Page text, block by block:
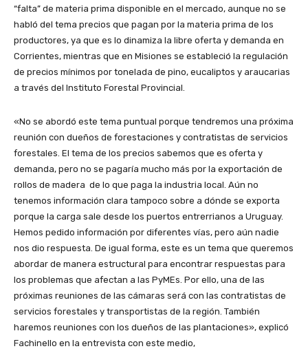
“falta” de materia prima disponible en el mercado, aunque no se
habló del tema precios que pagan por la materia prima de los
productores, ya que es lo dinamiza la libre oferta y demanda en
Corrientes, mientras que en Misiones se estableció la regulación
de precios mínimos por tonelada de pino, eucaliptos y araucarias
a través del Instituto Forestal Provincial.
«No se abordó este tema puntual porque tendremos una próxima
reunión con dueños de forestaciones y contratistas de servicios
forestales. El tema de los precios sabemos que es oferta y
demanda, pero no se pagaría mucho más por la exportación de
rollos de madera de lo que paga la industria local. Aún no
tenemos información clara tampoco sobre a dónde se exporta
porque la carga sale desde los puertos entrerrianos a Uruguay.
Hemos pedido información por diferentes vías, pero aún nadie
nos dio respuesta. De igual forma, este es un tema que queremos
abordar de manera estructural para encontrar respuestas para
los problemas que afectan a las PyMEs. Por ello, una de las
próximas reuniones de las cámaras será con las contratistas de
servicios forestales y transportistas de la región. También
haremos reuniones con los dueños de las plantaciones», explicó
Fachinello en la entrevista con este medio,